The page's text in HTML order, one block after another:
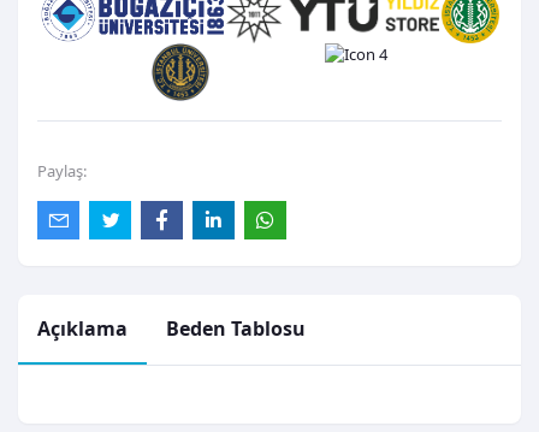
Paylaş:
Açıklama Beden Tablosu